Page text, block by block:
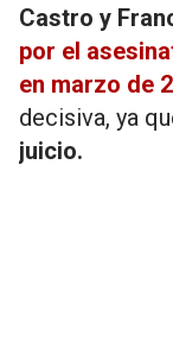
Castro y
por el
en marzo de
decisiva, ya
juicio.